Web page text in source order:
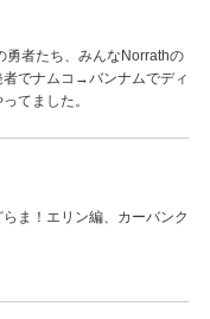
勇者たち、みんなNorrathの
でナムコ→バンナムでディ
てました。
ま！エリン編、カーバンク